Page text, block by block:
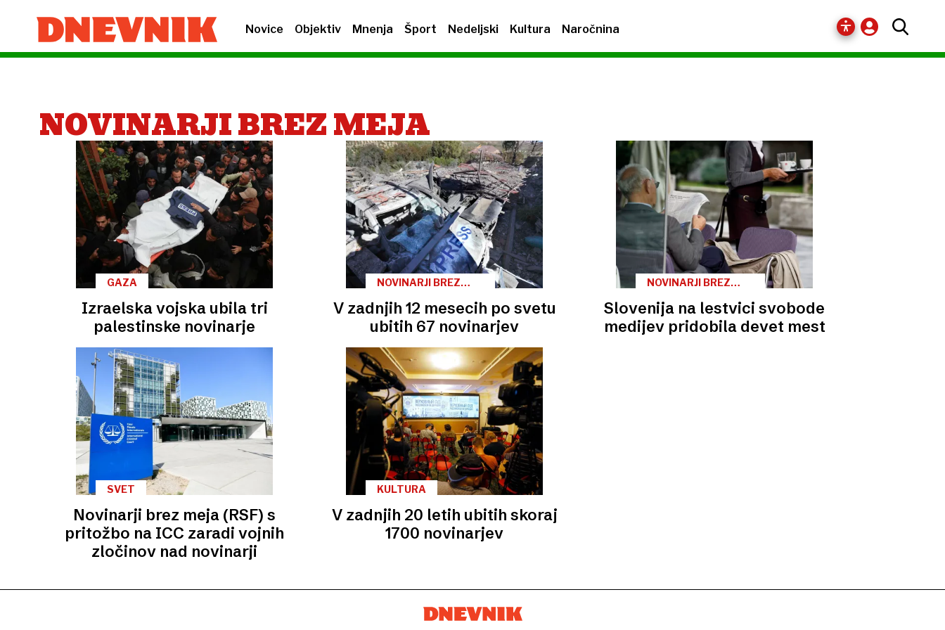
Novice Objektiv Mnenja Šport Nedeljski Kultura Naročnina
NOVINARJI BREZ MEJA
GAZA
Izraelska vojska ubila tri
palestinske novinarje
NOVINARJI BREZ
V zadnjih 12 mesecih po svetu
ubitih 67 novinarjev
NOVINARJI BREZ
Slovenija na lestvici svobode
medijev pridobila devet mest
SVET
Novinarji brez meja (RSF) s
pritožbo na ICC zaradi vojnih
zločinov nad novinarji
KULTURA
V zadnjih 20 letih ubitih skoraj
1700 novinarjev